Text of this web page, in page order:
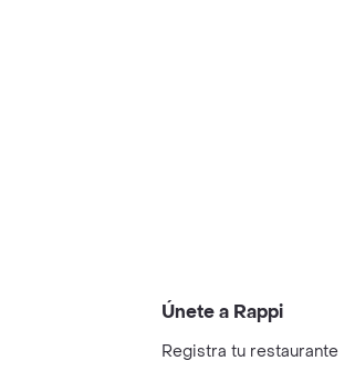
Únete a Rappi
Registra tu restaurante